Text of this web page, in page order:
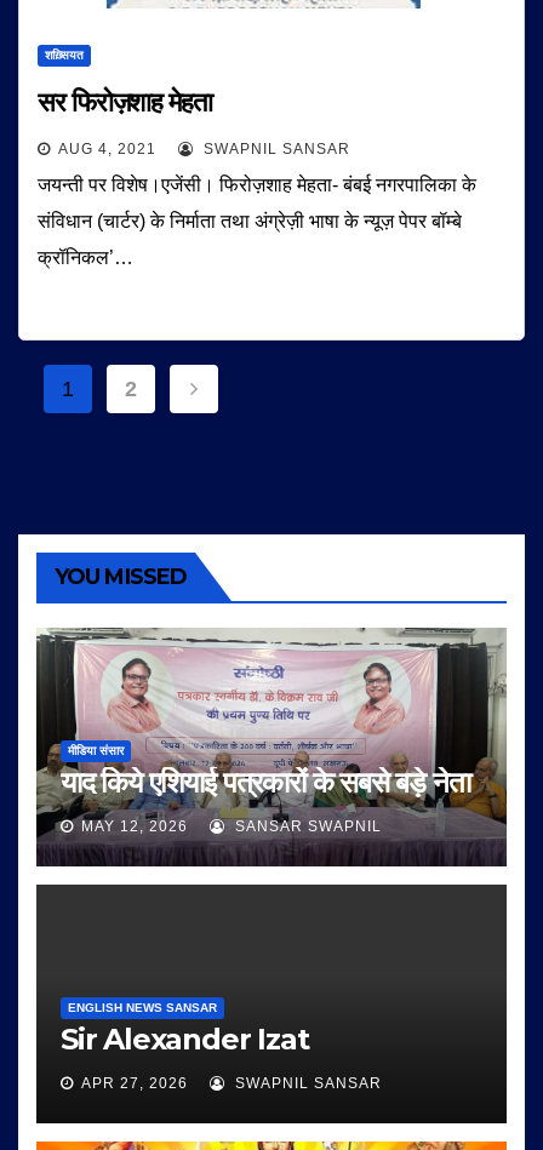
शख़्सियत
सर फिरोज़शाह मेहता
AUG 4, 2021 SWAPNIL SANSAR
जयन्ती पर विशेष।एजेंसी। फिरोज़शाह मेहता- बंबई नगरपालिका के
संविधान (चार्टर) के निर्माता तथा अंग्रेज़ी भाषा के न्यूज़ पेपर बॉम्बे
क्रॉनिकल’…
Posts
1 2
YOU MISSED
मीडिया संसार
याद किये एशियाई पत्रकारों के सबसे बड़े नेता
MAY 12, 2026 SANSAR SWAPNIL
ENGLISH NEWS SANSAR
Sir Alexander Izat
APR 27, 2026 SWAPNIL SANSAR